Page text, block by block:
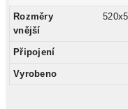
Rozměry
vnější
Připojení
Vyrobeno